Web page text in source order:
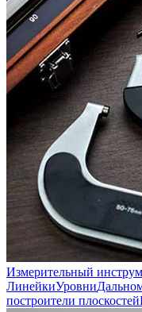
Измерительный
ЛинейкиУровни
построители плоскостей